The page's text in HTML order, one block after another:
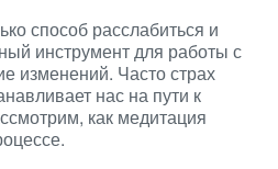
способ расслабиться и
инструмент для работы с
изменений. Часто страх
нас на пути к
как медитация